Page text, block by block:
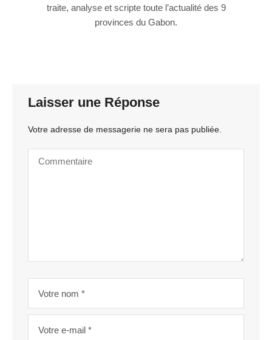
traite, analyse et scripte toute l’actualité des 9
provinces du Gabon.
Laisser une Réponse
Votre adresse de messagerie ne sera pas publiée.